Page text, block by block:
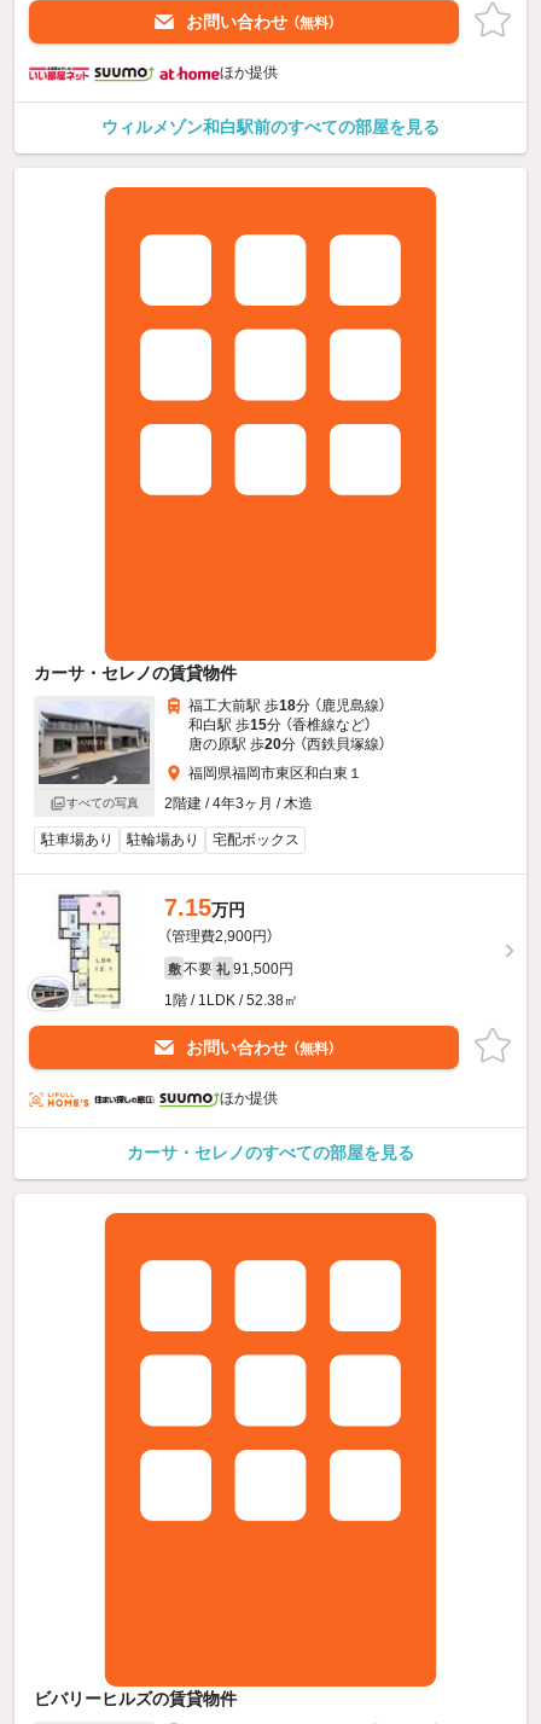
お問い合わせ （無料）
ほか提供
ウィルメゾン和白駅前のすべての部屋を見る
カーサ・セレノの賃貸物件
すべての写真
福工大前駅 歩18分 （鹿児島線）
和白駅 歩15分 （香椎線など）
唐の原駅 歩20分 （西鉄貝塚線）
福岡県福岡市東区和白東１
2階建 / 4年3ヶ月 / 木造
駐車場あり 駐輪場あり 宅配ボックス
7.15万円
（管理費2,900円）
敷 不要 礼 91,500円
1階 / 1LDK / 52.38㎡
お問い合わせ （無料）
ほか提供
カーサ・セレノのすべての部屋を見る
ビバリーヒルズの賃貸物件